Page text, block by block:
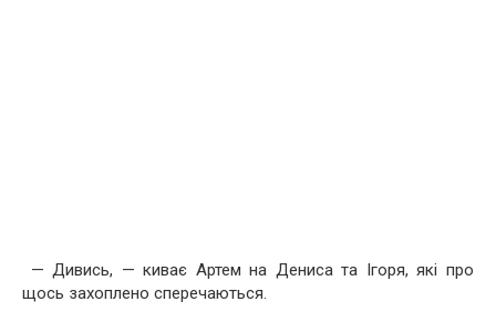
— Дивись, — киває Артем на Дениса та Ігоря, які про
щось захоплено сперечаються.